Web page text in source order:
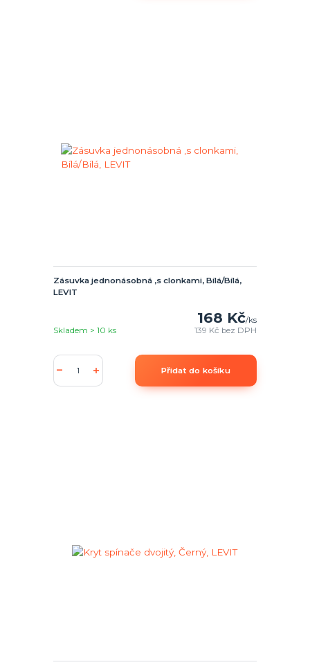
Zásuvka jednonásobná ,s clonkami, Bílá/Bílá,
LEVIT
168 Kč/ks
139 Kč bez DPH
Skladem > 10 ks
Přidat do košíku